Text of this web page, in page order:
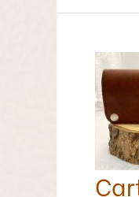
Cartera
Piel
de
Potro
Color
Marrón